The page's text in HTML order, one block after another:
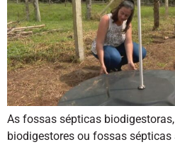
As fossas sépticas
biodigestores ou fossas